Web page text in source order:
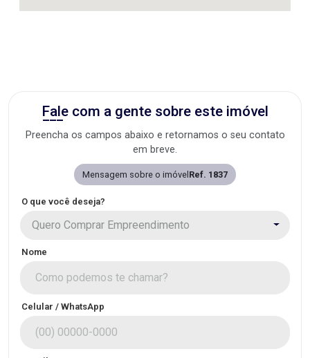
Fale com a gente sobre este imóvel
Preencha os campos abaixo e retornamos o seu contato
em breve.
Mensagem sobre o imóvelRef. 1837
O que você deseja?
Quero Comprar Empreendimento
Nome
Celular / WhatsApp